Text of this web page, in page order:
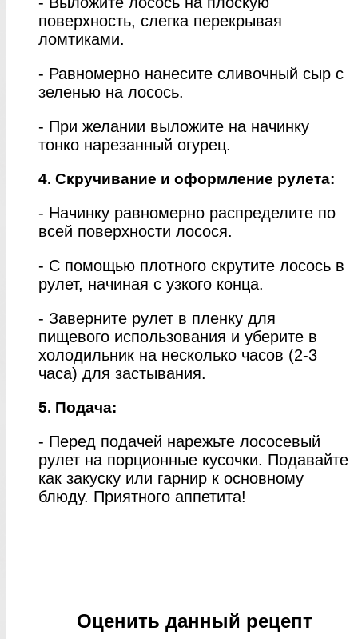
поверхность, слегка перекрывая
ломтиками.
- Равномерно нанесите сливочный сыр с
зеленью на лосось.
- При желании выложите на начинку
тонко нарезанный огурец.
4. Скручивание и оформление рулета:
- Начинку равномерно распределите по
всей поверхности лосося.
- С помощью плотного скрутите лосось в
рулет, начиная с узкого конца.
- Заверните рулет в пленку для
пищевого использования и уберите в
холодильник на несколько часов (2-3
часа) для застывания.
5. Подача:
- Перед подачей нарежьте лососевый
рулет на порционные кусочки. Подавайте
как закуску или гарнир к основному
блюду. Приятного аппетита!
Оценить данный рецепт